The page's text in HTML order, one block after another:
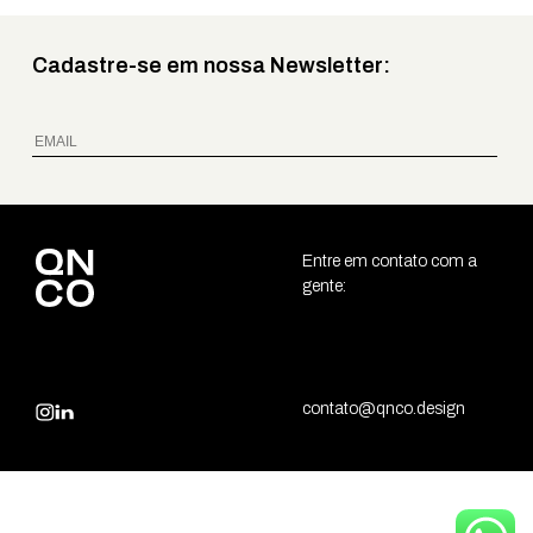
Entre em contato com a
gente:
contato@qnco.design
Cadastre-se em nossa Newsletter: